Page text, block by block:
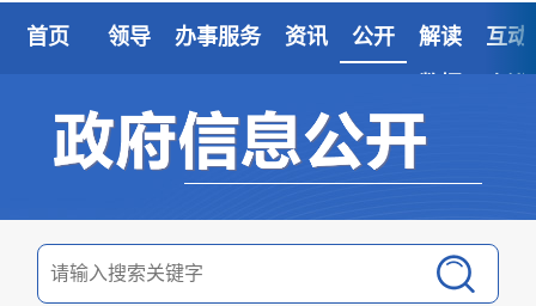
首页 领导 办事服务 资讯 公开 解读
互动